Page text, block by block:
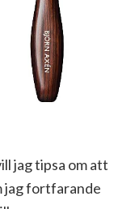
jag tipsa om att
jag fortfarande